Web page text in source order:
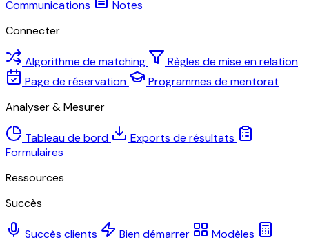
Communications
Notes
Connecter
Algorithme de matching
Règles de mise en relation
Page de réservation
Programmes de mentorat
Analyser & Mesurer
Tableau de bord
Exports de résultats
Formulaires
Ressources
Succès
Succès clients Bien démarrer
Modèles